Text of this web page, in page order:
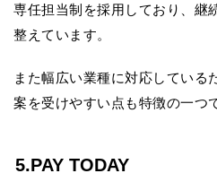
専任担当制を採用しており、継
整えています。
また幅広い業種に対応している
案を受けやすい点も特徴の一つ
5.PAY TODAY